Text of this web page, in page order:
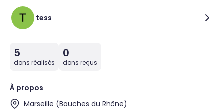
tess
5
dons réalisés
0
dons reçus
À propos
Marseille (Bouches du Rhône)